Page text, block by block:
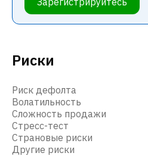
Риски
Риск дефолта
Волатильность
Сложность продажи
Стресс-тест
Страновые риски
Другие риски